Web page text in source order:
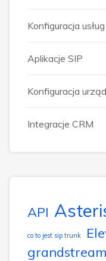
Konfiguracja usług
Aplikacje SIP
Konfiguracja
Integracje CRM
API
co to jest sip trunk